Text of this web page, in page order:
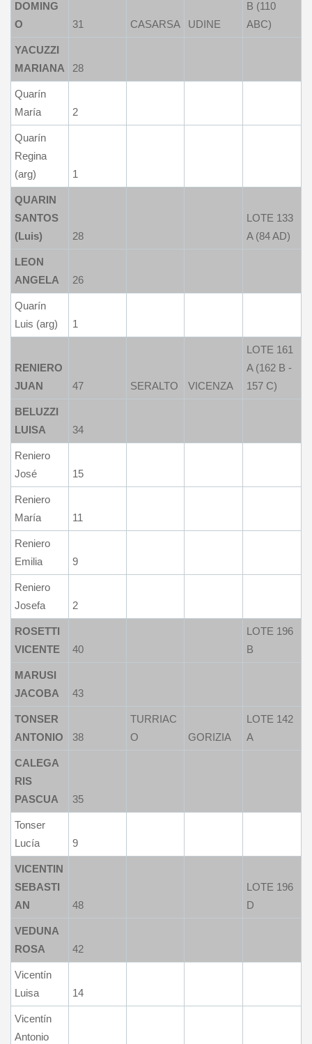
DOMING
O
31 CASARSA UDINE
B (110
ABC)
YACUZZI
MARIANA
28
Quarín
María
2
Quarín
Regina
(arg)
1
QUARIN
SANTOS
(Luis)
28
LOTE 133
A (84 AD)
LEON
ANGELA
26
Quarín
Luis (arg)
1
RENIERO
JUAN
47 SERALTO VICENZA
LOTE 161
A (162 B -
157 C)
BELUZZI
LUISA
34
Reniero
José
15
Reniero
María
11
Reniero
Emilia
9
Reniero
Josefa
2
ROSETTI
VICENTE
40
LOTE 196
B
MARUSI
JACOBA
43
TONSER
ANTONIO
38
TURRIAC
O
GORIZIA
LOTE 142
A
CALEGA
RIS
PASCUA
35
Tonser
Lucía
9
VICENTIN
SEBASTI
AN
48
LOTE 196
D
VEDUNA
ROSA
42
Vicentín
Luisa
14
Vicentín
Antonio